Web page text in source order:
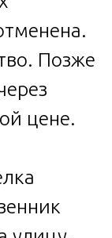
Позже
цене.